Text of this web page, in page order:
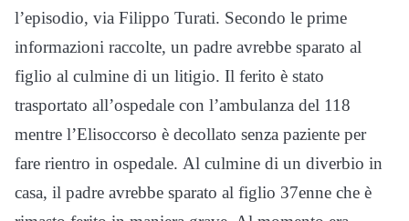
l’episodio, via Filippo Turati. Secondo le prime
informazioni raccolte, un padre avrebbe sparato al
figlio al culmine di un litigio. Il ferito è stato
trasportato all’ospedale con l’ambulanza del 118
mentre l’Elisoccorso è decollato senza paziente per
fare rientro in ospedale. Al culmine di un diverbio in
casa, il padre avrebbe sparato al figlio 37enne che è